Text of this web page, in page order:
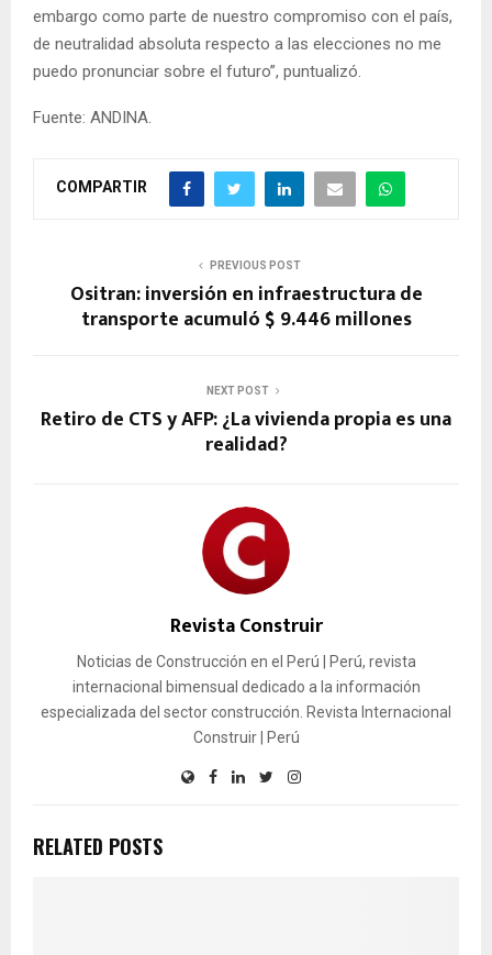
embargo como parte de nuestro compromiso con el país,
de neutralidad absoluta respecto a las elecciones no me
puedo pronunciar sobre el futuro”, puntualizó.
Fuente: ANDINA.
COMPARTIR
PREVIOUS POST
Ositran: inversión en infraestructura de
transporte acumuló $ 9.446 millones
NEXT POST
Retiro de CTS y AFP: ¿La vivienda propia es una
realidad?
Revista Construir
Noticias de Construcción en el Perú | Perú, revista
internacional bimensual dedicado a la información
especializada del sector construcción. Revista Internacional
Construir | Perú
RELATED POSTS